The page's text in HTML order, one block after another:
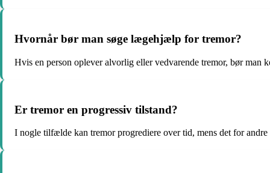
Hvornår bør man søge lægehjælp for tremor?
Hvis en person oplever alvorlig eller vedvarende tremor, bør man
Er tremor en progressiv tilstand?
I nogle tilfælde kan tremor progrediere over tid, mens det for